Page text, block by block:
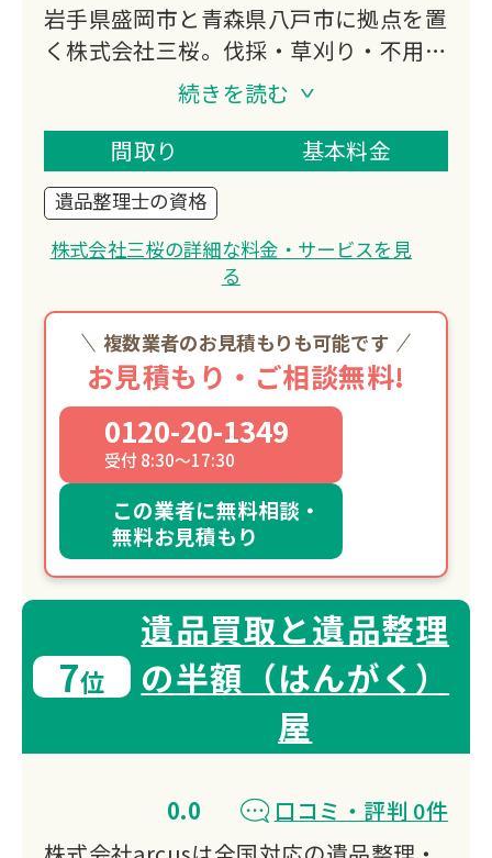
岩手県盛岡市と青森県八戸市に拠点を置
く株式会社三桜。伐採・草刈り・不用品
回収・除雪・特殊清掃など、建築リフォ
ームから土木・清掃まで幅広く対応する
「暮らしのご用聞き」として、個人から
法人まで多様なニーズに応える総合サー
ビス事業者です。
続きを読む
間取り
基本料金
遺品整理士の資格
株式会社三桜の詳細な料金・サービスを見
る
複数業者のお見積もりも可能です
お見積もり・ご相談無料!
0120-20-1349
受付 8:30～17:30
この業者に無料相談・
無料お見積もり
7位
遺品買取と遺品整理
の半額（はんがく）
屋
0.0
口コミ・評判 0件